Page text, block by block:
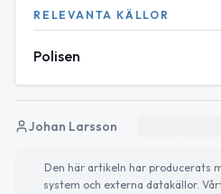
RELEVANTA KÄLLOR
Polisen
Johan Larsson
Den här artikeln har producerats
system och externa datakällor.